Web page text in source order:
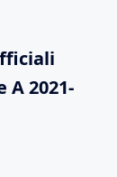
A 2021-